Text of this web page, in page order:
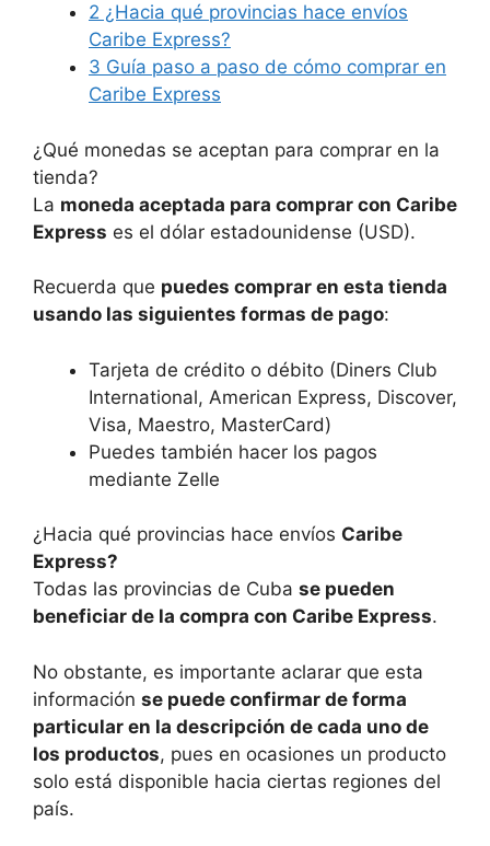
2 ¿Hacia qué provincias hace envíos
Caribe Express?
3 Guía paso a paso de cómo comprar en
Caribe Express
¿Qué monedas se aceptan para comprar en la
tienda?
La moneda aceptada para comprar con Caribe
Express es el dólar estadounidense (USD).
Recuerda que puedes comprar en esta tienda
usando las siguientes formas de pago:
Tarjeta de crédito o débito (Diners Club
International, American Express, Discover,
Visa, Maestro, MasterCard)
Puedes también hacer los pagos
mediante Zelle
¿Hacia qué provincias hace envíos Caribe
Express?
Todas las provincias de Cuba se pueden
beneficiar de la compra con Caribe Express.
No obstante, es importante aclarar que esta
información se puede confirmar de forma
particular en la descripción de cada uno de
los productos, pues en ocasiones un producto
solo está disponible hacia ciertas regiones del
país.